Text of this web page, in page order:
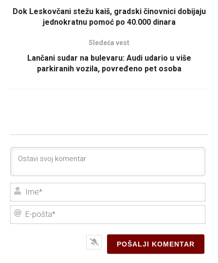
Dok Leskovčani stežu kaiš, gradski činovnici dobijaju
jednokratnu pomoć po 40.000 dinara
Sledeća vest
Lančani sudar na bulevaru: Audi udario u više
parkiranih vozila, povređeno pet osoba
E-